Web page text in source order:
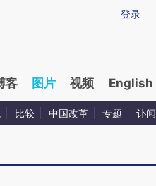
登录
客 图片 视频 English
比较 中国改革 专题 讣闻